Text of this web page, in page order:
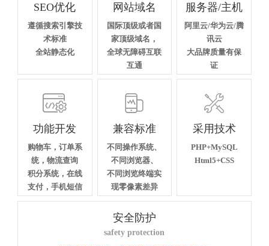
SEO优化
遵循搜索引擎技
术标准
全站静态化
网站域名
国际顶级或者国
家顶级域名，
全球无障碍互联
互通
服务器/主机
阿里云/华为云/腾
讯云
大品牌质量有保
证

功能开发
购物车，订单系
统，物流查询
积分系统，在线
支付，手机短信

兼容标准
不同操作系统、
不同浏览器、
不同浏览终端实
现零像素差异

采用技术
PHP+MySQL
Html5+CSS
安全防护
safety protection